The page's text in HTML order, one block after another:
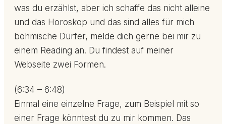
was du erzählst, aber ich schaffe das nicht alleine
und das Horoskop und das sind alles für mich
böhmische Dürfer, melde dich gerne bei mir zu
einem Reading an. Du findest auf meiner
Webseite zwei Formen.
(6:34 – 6:48)
Einmal eine einzelne Frage, zum Beispiel mit so
einer Frage könntest du zu mir kommen. Das